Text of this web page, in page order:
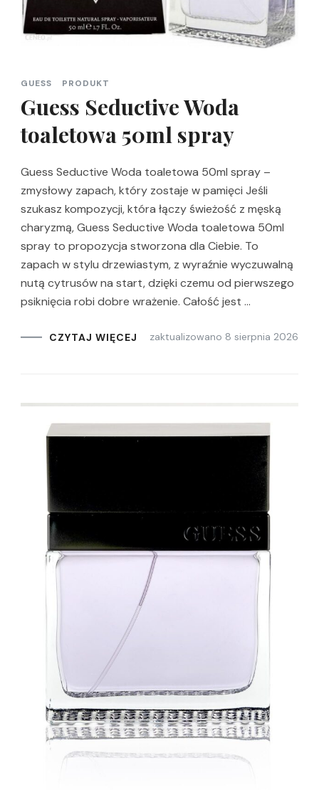
GUESS PRODUKT
Guess Seductive Woda
toaletowa 50ml spray
Guess Seductive Woda toaletowa 50ml spray –
zmysłowy zapach, który zostaje w pamięci Jeśli
szukasz kompozycji, która łączy świeżość z męską
charyzmą, Guess Seductive Woda toaletowa 50ml
spray to propozycja stworzona dla Ciebie. To
zapach w stylu drzewiastym, z wyraźnie wyczuwalną
nutą cytrusów na start, dzięki czemu od pierwszego
psiknięcia robi dobre wrażenie. Całość jest …
CZYTAJ WIĘCEJ zaktualizowano 8 sierpnia 2026